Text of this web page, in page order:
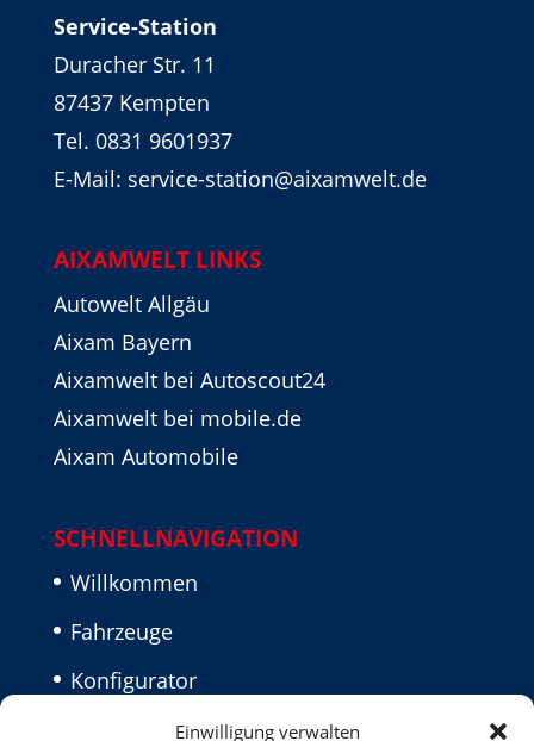
Einwilligung verwalten
Service-Station
Duracher Str. 11
87437 Kempten
Tel. 0831 9601937
E-Mail: service-station@aixamwelt.de
AIXAMWELT LINKS
Autowelt Allgäu
Aixam Bayern
Aixamwelt bei Autoscout24
Aixamwelt bei mobile.de
Aixam Automobile
SCHNELLNAVIGATION
Willkommen
Fahrzeuge
Konfigurator